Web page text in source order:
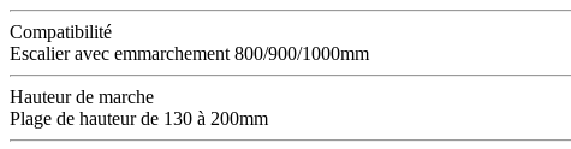
Compatibilité
Escalier avec emmarchement 800/900/1000mm
Hauteur de marche
Plage de hauteur de 130 à 200mm